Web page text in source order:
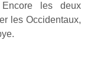
Encore les deux
les Occidentaux,